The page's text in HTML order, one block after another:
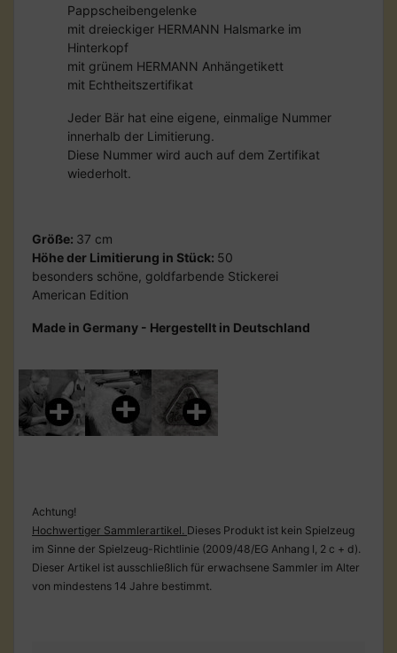
Pappscheibengelenke
mit dreieckiger HERMANN Halsmarke im
Hinterkopf
mit grünem HERMANN Anhängetikett
mit Echtheitszertifikat
Jeder Bär hat eine eigene, einmalige Nummer
innerhalb der Limitierung.
Diese Nummer wird auch auf dem Zertifikat
wiederholt.
Größe: 37 cm
Höhe der Limitierung in Stück: 50
besonders schöne, goldfarbende Stickerei
American Edition
Made in Germany - Hergestellt in Deutschland
Achtung!
Hochwertiger Sammlerartikel. Dieses Produkt ist kein Spielzeug
im Sinne der Spielzeug-Richtlinie (2009/48/EG Anhang I, 2 c + d).
Dieser Artikel ist ausschließlich für erwachsene Sammler im Alter
von mindestens 14 Jahre bestimmt.